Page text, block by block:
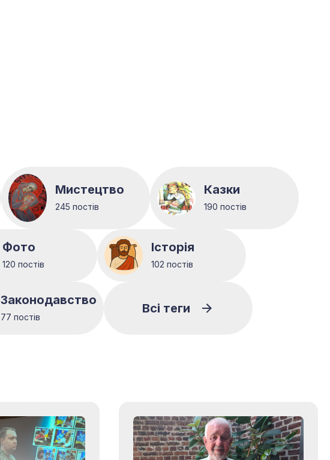
Мистецтво
245 постів
Казки
190 постів
Фото
120 постів
Історія
102 постів
Законодавство
77 постів
Всі теги